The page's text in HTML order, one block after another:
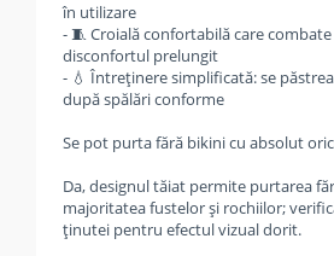
în utilizare
- 🧵 Croială confortabilă care
disconfortul prelungit
- 💧 Întreținere simplificată: se
după spălări conforme
Se pot purta fără bikini cu absolut
Da, designul tăiat permite purtarea
majoritatea fustelor și rochiilor;
ținutei pentru efectul vizual dorit.